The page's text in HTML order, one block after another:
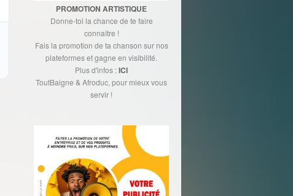
PROMOTION ARTISTIQUE
Donne-toi la chance de te faire
connaître !
Fais la promotion de ta chanson sur nos
plateformes et gagne en visibilité.
Plus d'infos :ICI
ToutBaigne & Afroduc, pour mieux vous
servir !